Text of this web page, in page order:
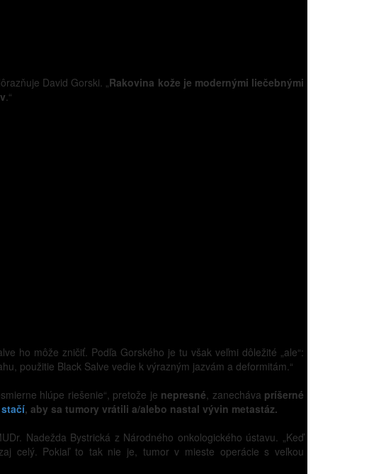
David Gorski. „Rakovina kože je modernými liečebnými
.“
ho môže zničiť. Podľa Gorského je tu však veľmi dôležité „ale“:
použitie Black Salve vedie k výrazným jazvám a deformitám.“
hlúpe riešenie“, pretože je nepresné, zanecháva príšerné
stačí, aby sa tumory vrátili a/alebo nastal vývin metastáz.
Nadežda Bystrická z Národného onkologického ústavu. „Keď
celý. Pokiaľ to tak nie je, tumor v mieste operácie s veľkou